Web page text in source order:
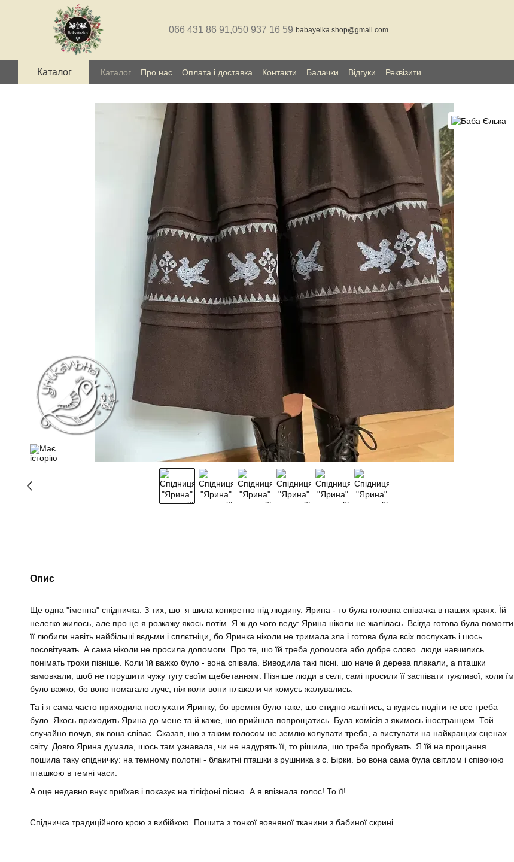
Перейти до основного контенту
066 431 86 91,050 937 16 59 babayelka.shop@gmail.com
Каталог Каталог Про нас Оплата і доставка Контакти Балачки Відгуки Реквізити
Опис
Ще одна "іменна" спідничка. З тих, шо я шила конкретно під людину. Ярина - то була головна співачка в наших краях. Їй
нелегко жилось, але про це я розкажу якось потім. Я ж до чого веду: Ярина ніколи не жалілась. Всігда готова була помогти,
її любили навіть найбільші вєдьми і сплєтніци, бо Яринка ніколи не тримала зла і готова була всіх послухать і шось
посовітувать. А сама ніколи не просила допомоги. Про те, шо їй треба допомога або добре слово. люди навчились
понімать трохи пізніше. Коли їй важко було - вона співала. Виводила такі пісні. шо наче й дерева плакали, а пташки
замовкали, шоб не порушити чужу тугу своїм щебетанням. Пізніше люди в селі, самі просили її заспівати тужливої, коли їм
було важко, бо воно помагало лучє, ніж коли вони плакали чи комусь жалувались.
Та і я сама часто приходила послухати Яринку, бо времня було таке, шо стидно жалітись, а кудись подіти те все треба
було. Якось приходить Ярина до мене та й каже, шо прийшла попрощатись. Була комісія з якимось іностранцем. Той
случайно почув, як вона співає. Сказав, шо з таким голосом не землю колупати треба, а виступати на найкращих сценах
світу. Довго Ярина думала, шось там узнавала, чи не надурять її, то рішила, шо треба пробувать. Я їй на прощання
пошила таку спідничку: на темному полотні - блакитні пташки з рушника з с. Бірки. Бо вона сама була світлом і співочою
пташкою в темні часи.
А оце недавно внук приїхав і показує на тіліфоні пісню. А я впізнала голос! То її!
Спідничка традиційного крою з вибійкою. Пошита з тонкої вовняної тканини з бабиної скрині.